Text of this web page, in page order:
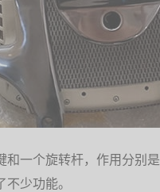
和一个旋转杆，作用分别
少功能。